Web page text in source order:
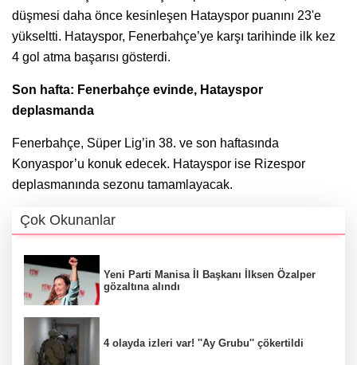
düşmesi daha önce kesinleşen Hatayspor puanını 23'e
yükseltti. Hatayspor, Fenerbahçe’ye karşı tarihinde ilk kez
4 gol atma başarısı gösterdi.
Son hafta: Fenerbahçe evinde, Hatayspor
deplasmanda
Fenerbahçe, Süper Lig’in 38. ve son haftasında
Konyaspor’u konuk edecek. Hatayspor ise Rizespor
deplasmanında sezonu tamamlayacak.
Çok Okunanlar
Yeni Parti Manisa İl Başkanı İlksen Özalper
gözaltına alındı
4 olayda izleri var! ''Ay Grubu'' çökertildi